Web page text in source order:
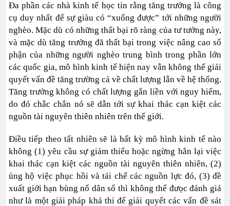
Đa phần các nhà kinh tế học tin rằng tăng trưởng là công
cụ duy nhất để sự giàu có “xuống được” tới những người
nghèo. Mặc dù có những thất bại rõ ràng của tư tưởng này,
và mặc dù tăng trưởng đã thất bại trong việc nâng cao số
phận của những người nghèo trung bình trong phần lớn
các quốc gia, mô hình kinh tế hiện nay vẫn không thể giải
quyết vấn đề tăng trường cả về chất lượng lẫn về hệ thống.
Tăng trưởng không có chất lượng gắn liền với nguy hiểm,
do đó chắc chắn nó sẽ dẫn tới sự khai thác cạn kiệt các
nguồn tài nguyên thiên nhiên trên thế giới.
Điều tiếp theo tất nhiên sẽ là bất kỳ mô hình kinh tế nào
không (1) yêu cầu sự giảm thiểu hoặc ngừng hẳn lại việc
khai thác cạn kiệt các nguồn tài nguyên thiên nhiên, (2)
ủng hộ việc phục hồi và tái chế các nguồn lực đó, (3) đề
xuất giới hạn bùng nổ dân số thì không thể đưọc đánh giá
như là một giải pháp khả thi để giải quyết các vấn đề sát